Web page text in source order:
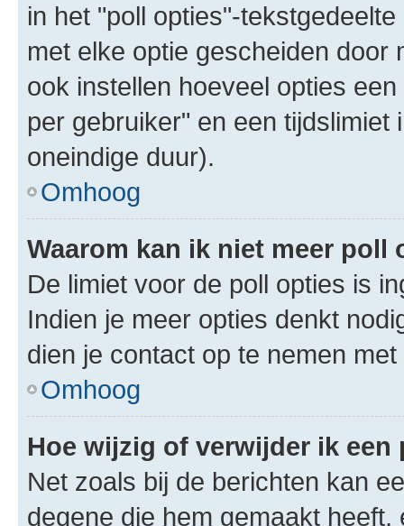
in het "poll opties"-
met elke optie gescheiden door
ook instellen hoeveel opties
per gebruiker" en een
oneindige duur).
Omhoog
Waarom kan ik niet meer poll
De limiet voor de poll opties is
Indien je meer opties denkt
dien je contact op te nemen
Omhoog
Hoe wijzig of verwijder ik een
Net zoals bij de berichten kan
degene die hem gemaakt